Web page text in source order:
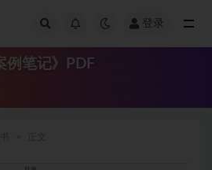
登录
例笔记》PDF